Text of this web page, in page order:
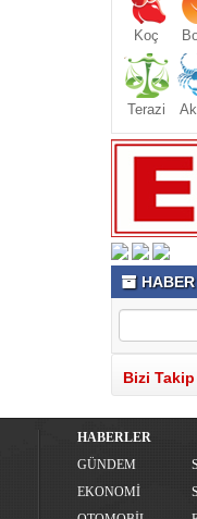
Koç
Terazi
HABER
Bizi
HABERLER
GÜNDEM
EKONOMİ